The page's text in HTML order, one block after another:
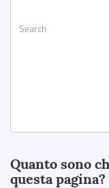
Quanto sono
questa pagina?